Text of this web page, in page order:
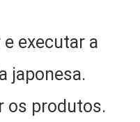
e executar a
japonesa.
os produtos.